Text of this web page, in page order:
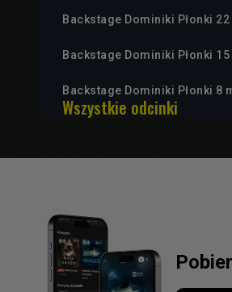
Backstage Dominiki Płonki
Backstage Dominiki Płonki
Backstage Dominiki Płonki 8
Wszystkie odcinki